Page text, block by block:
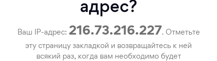
адрес?
Ваш IP-адрес: 216.73.216.227. Отметьте
эту страницу закладкой и возвращайтесь к ней
всякий раз, когда вам необходимо будет